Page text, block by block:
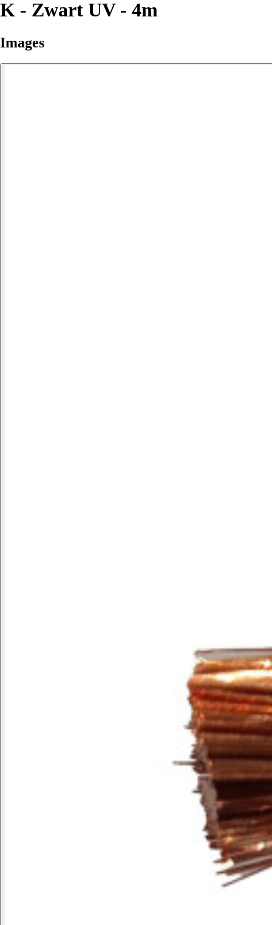
K - Zwart UV - 4m
Images